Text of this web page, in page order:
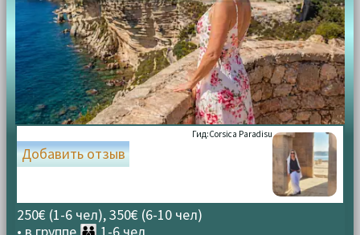
Гид:Corsica Paradisu
250€ (1-6 чел), 350€ (6-10 чел)
Добавить отзыв